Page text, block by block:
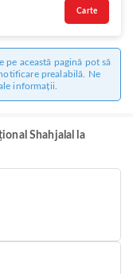
Carte
pe această pagină pot să
prealabilă. Ne
informații.
Shahjalal la